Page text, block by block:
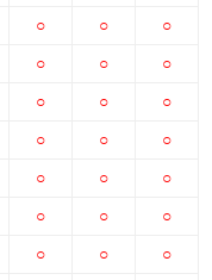
○
○
○
○
○
○
○
○
○
○
○
○
○
○
○
○
○
○
○
○
○